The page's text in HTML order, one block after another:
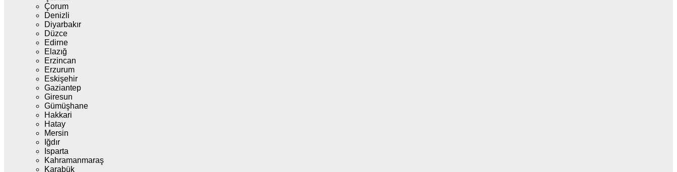
Çorum
Denizli
Diyarbakır
Düzce
Edirne
Elazığ
Erzincan
Erzurum
Eskişehir
Gaziantep
Giresun
Gümüşhane
Hakkari
Hatay
Mersin
Iğdır
Isparta
Kahramanmaraş
Karabük